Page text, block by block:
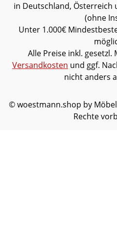
Funkdimmer für die
BeleuchtungSockel in
cm)Möbel ist
kann erforderlich
verschiedenen
Deko oder andere
enthalten. Abbildung
in Deutschland, Österreich
(ohne
Unter 1.000€
Alle Preise inkl.
Versandkosten und ggf.
nicht anders
© woestmann.shop by
Rechte